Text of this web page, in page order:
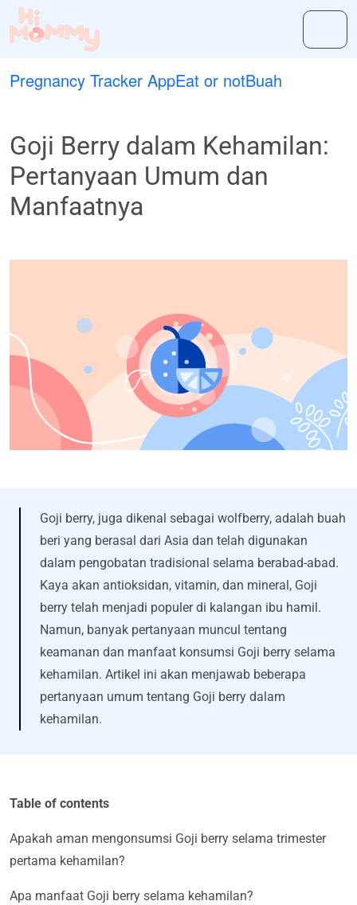
Pregnancy Tracker AppEat or notBuah
Goji Berry dalam Kehamilan:
Pertanyaan Umum dan
Manfaatnya
Goji berry, juga dikenal sebagai wolfberry, adalah buah
beri yang berasal dari Asia dan telah digunakan
dalam pengobatan tradisional selama berabad-abad.
Kaya akan antioksidan, vitamin, dan mineral, Goji
berry telah menjadi populer di kalangan ibu hamil.
Namun, banyak pertanyaan muncul tentang
keamanan dan manfaat konsumsi Goji berry selama
kehamilan. Artikel ini akan menjawab beberapa
pertanyaan umum tentang Goji berry dalam
kehamilan.
Table of contents
Apakah aman mengonsumsi Goji berry selama trimester
pertama kehamilan?
Apa manfaat Goji berry selama kehamilan?